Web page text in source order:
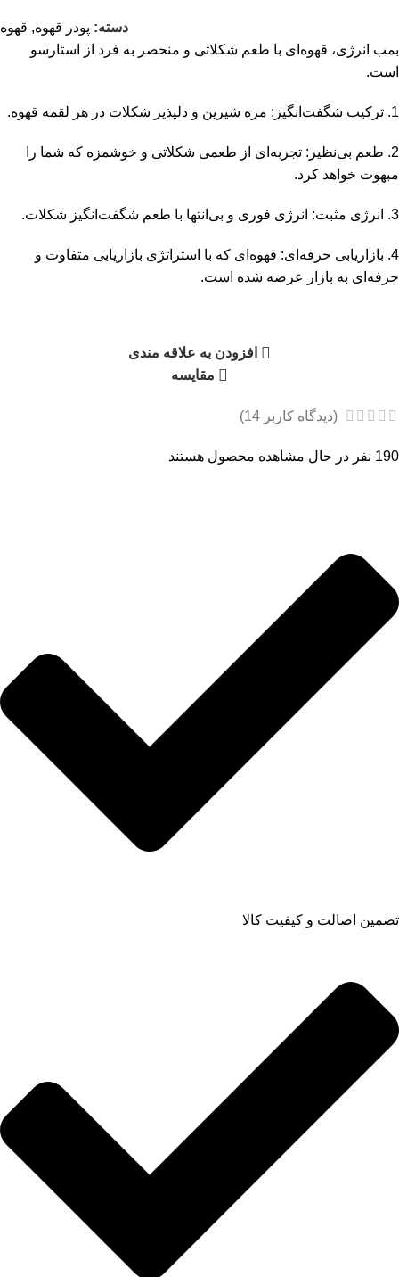
دسته: پودر قهوه, قهوه
بمب انرژی، قهوه‌ای با طعم شکلاتی و منحصر به فرد از استارسو
است.
1. ترکیب شگفت‌انگیز: مزه شیرین و دلپذیر شکلات در هر لقمه قهوه.
2. طعم بی‌نظیر: تجربه‌ای از طعمی شکلاتی و خوشمزه که شما را
مبهوت خواهد کرد.
3. انرژی مثبت: انرژی فوری و بی‌انتها با طعم شگفت‌انگیز شکلات.
4. بازاریابی حرفه‌ای: قهوه‌ای که با استراتژی بازاریابی متفاوت و
حرفه‌ای به بازار عرضه شده است.
افزودن به علاقه مندی
مقایسه
(دیدگاه کاربر 14
)
190 نفر در حال مشاهده محصول هستند
تضمین اصالت و کیفیت کالا